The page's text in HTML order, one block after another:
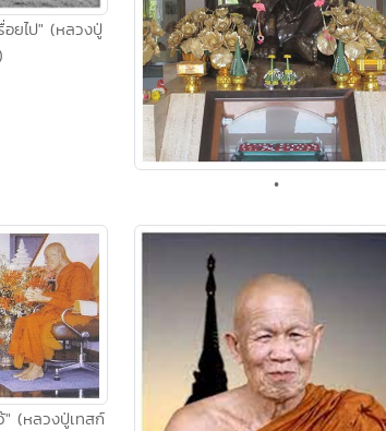
อยไป" (หลวงปู่
•
" (หลวงปู่เทสก์